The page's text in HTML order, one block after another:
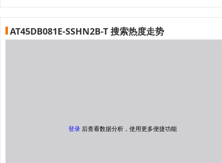
AT45DB081E-SSHN2B-T 搜索热度走势
登录 后查看数据分析，使用更多便捷功能